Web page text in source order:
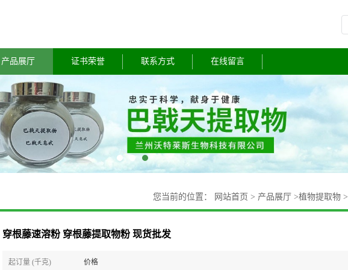
产品展厅 证书荣誉 联系方式 在线留言
您当前的位置： 网站首页 > 产品展厅 >植物提取物 >
穿根藤速溶粉 穿根藤提取物粉 现货批发
起订量 (千克) 价格